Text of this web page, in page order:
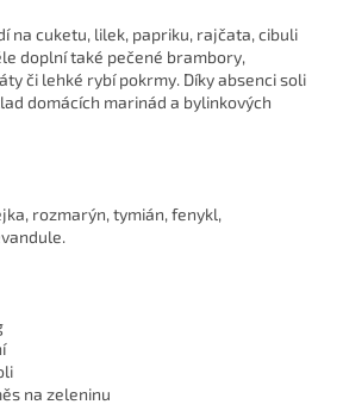
na cuketu, lilek, papriku, rajčata, cibuli
doplní také pečené brambory,
či lehké rybí pokrmy. Díky absenci soli
domácích marinád a bylinkových
rozmarýn, tymián, fenykl,
na zeleninu